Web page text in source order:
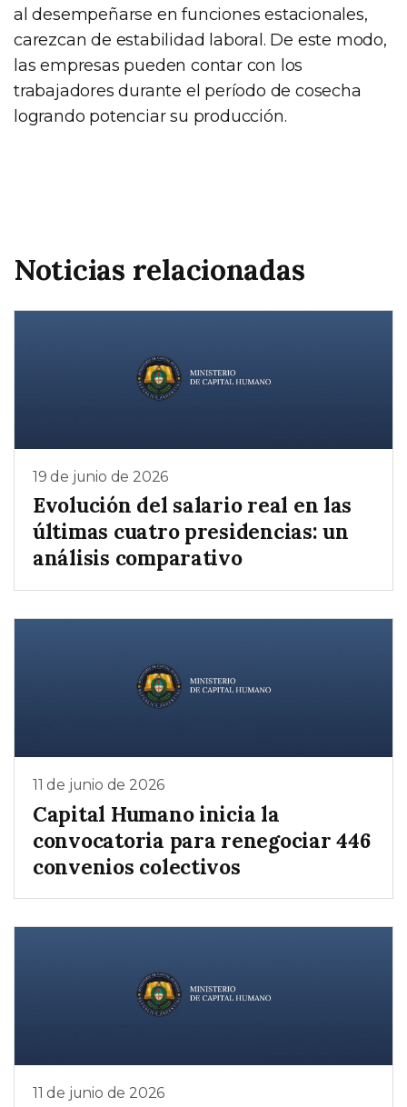
al desempeñarse en funciones estacionales,
carezcan de estabilidad laboral. De este modo,
las empresas pueden contar con los
trabajadores durante el período de cosecha
logrando potenciar su producción.
Noticias relacionadas
19 de junio de 2026
Evolución del salario real en las
últimas cuatro presidencias: un
análisis comparativo
11 de junio de 2026
Capital Humano inicia la
convocatoria para renegociar 446
convenios colectivos
11 de junio de 2026